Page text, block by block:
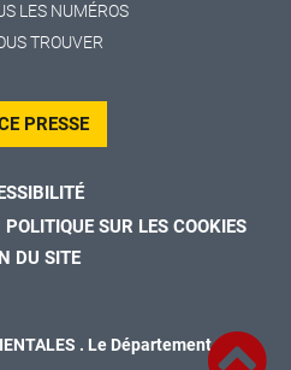
LES NUMÉROS
TROUVER
PRESSE
POLITIQUE SUR LES COOKIES
DU SITE
. Le Département